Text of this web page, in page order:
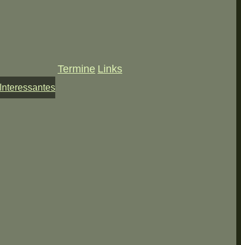
Interessantes
Termine Links